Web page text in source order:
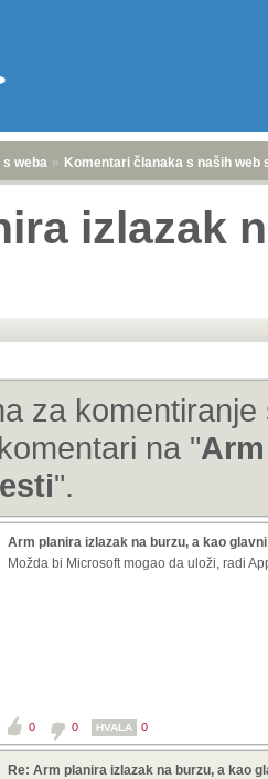
s weba » Komentari članaka s naših web
izlazak
za
na "
".
Arm planira izlazak na burzu, a kao
Možda bi Microsoft mogao da uloži, radi
0 0 HVALA 0
Re: Arm planira izlazak na burzu, a kao